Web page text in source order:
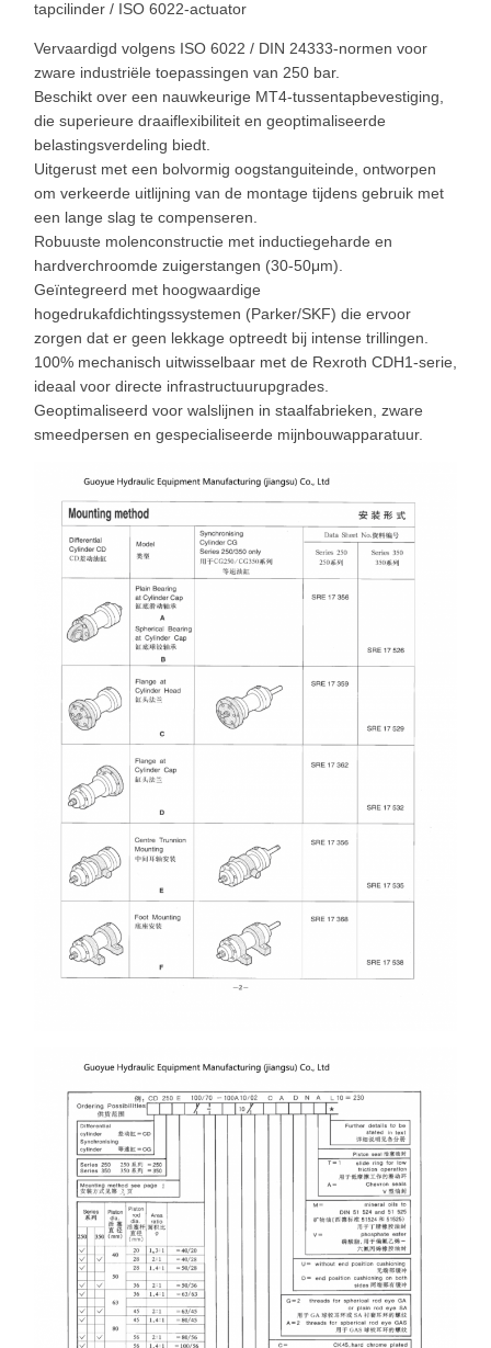
tapcilinder / ISO 6022-actuator
Vervaardigd volgens ISO 6022 / DIN 24333-normen voor
zware industriële toepassingen van 250 bar.
Beschikt over een nauwkeurige MT4-tussentapbevestiging,
die superieure draaiflexibiliteit en geoptimaliseerde
belastingsverdeling biedt.
Uitgerust met een bolvormig oogstanguiteinde, ontworpen
om verkeerde uitlijning van de montage tijdens gebruik met
een lange slag te compenseren.
Robuuste molenconstructie met inductiegeharde en
hardverchroomde zuigerstangen (30-50μm).
Geïntegreerd met hoogwaardige
hogedrukafdichtingssystemen (Parker/SKF) die ervoor
zorgen dat er geen lekkage optreedt bij intense trillingen.
100% mechanisch uitwisselbaar met de Rexroth CDH1-serie,
ideaal voor directe infrastructuurupgrades.
Geoptimaliseerd voor walslijnen in staalfabrieken, zware
smeedpersen en gespecialiseerde mijnbouwapparatuur.